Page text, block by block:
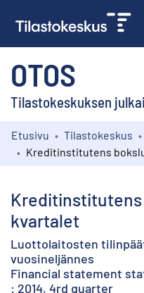
OTOS
Tilastokeskuksen
Kokoelmat
Etusivu Tilastokeskus
Kreditinstitutens
kvartalet
Luottolaitosten
vuosineljännes
Financial statement
: 2014, 4rd quarter